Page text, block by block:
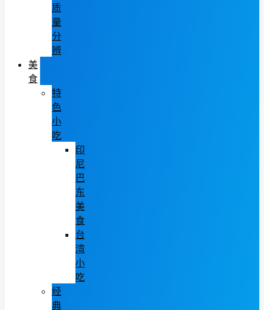
质
量
分
辨
美
食
特
色
小
吃
印
尼
巴
东
美
食
台
湾
小
吃
经
典